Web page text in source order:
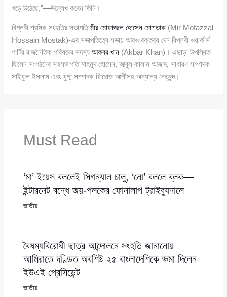
গড়ে উঠেছে,”—উল্লেখ করেন তিনি।
বিপ্লবী শ্রমিক সংহতির সভাপতিমীর মোফাজ্জল হোসেন মোশতাক (Mir Mofazzal
Hossain Mostak)-এর সভাপতিত্বে সভায় আরও বক্তব্য দেন বিপ্লবী ওয়ার্কার্স
পার্টির রাজনৈতিক পরিষদের সদস্যআকবর খান (Akbar Khan)। এছাড়া উপস্থিত
ছিলেন সংগঠনের সহসভাপতি মাহমুদ হোসেন, আবুল কালাম আজাদ, সাধারণ সম্পাদক
সাইফুল ইসলাম এবং যুগ্ম সম্পাদক ফিরোজ আলীসহ অন্যান্য নেতৃবৃন্দ।
Must Read
‘মা’ ইয়েস বললেই সিগন্যাল চালু, ‘নো’ বললে ব্লক—
ইন্টারনেট বন্ধে জয়-পলকের ফোনালাপ ট্রাইব্যুনালে
জাতীয়
বৈষম্যবিরোধী ছাত্র আন্দোলনে সংহতি জানানোয়
আমিরাতে দণ্ডিত অবশিষ্ট ২৫ বাংলাদেশিকে ক্ষমা দিলেন
ইউএই প্রেসিডেন্ট
জাতীয়